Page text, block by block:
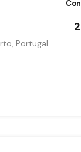
Portugal